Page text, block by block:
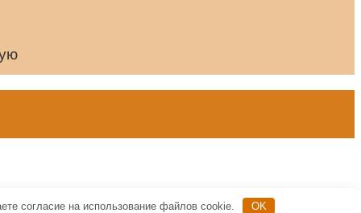
согласие на использование файлов cookie. OK